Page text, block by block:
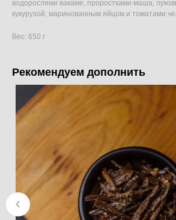
водорослями вакаме, проростками маша,
кукурузой, маринованным яйцом и томатами
Вес: 650 г
Рекомендуем дополнить